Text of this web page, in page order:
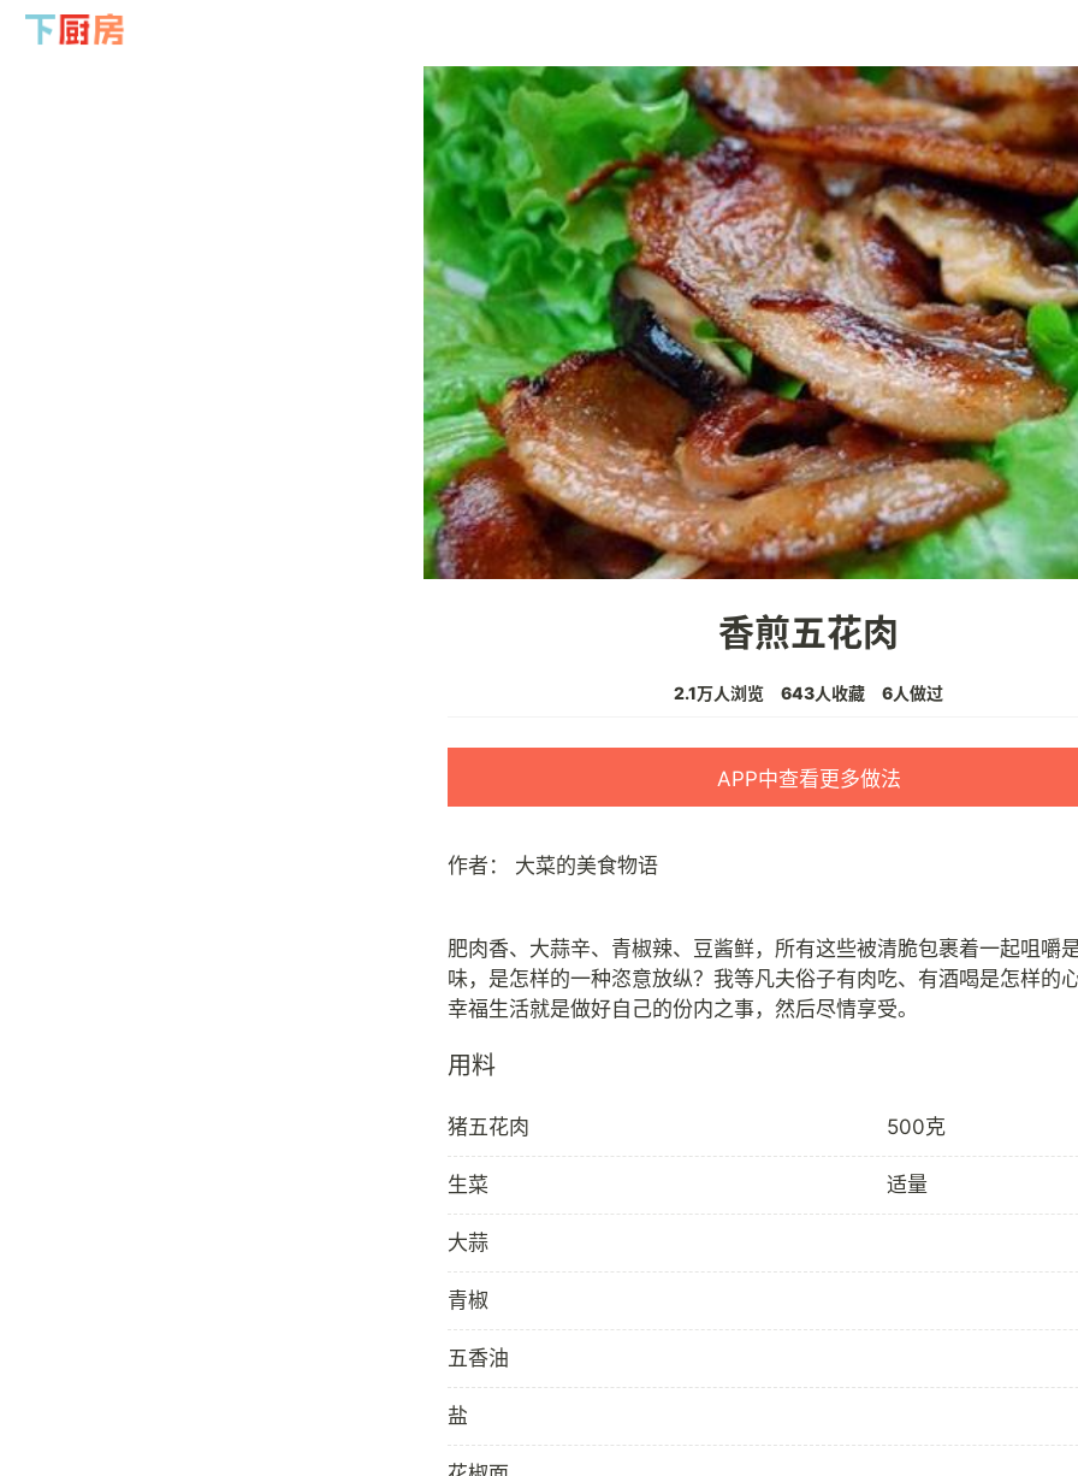
香煎五花肉
2.1万人浏览 643人收藏 6人做过
APP中查看更多做法
作者： 大菜的美食物语
肥肉香、大蒜辛、青椒辣、豆酱鲜，所有这些被清脆包裹着一起咀嚼
味，是怎样的一种恣意放纵？我等凡夫俗子有肉吃、有酒喝是怎样的心
用料
猪五花肉 500克
生菜 适量
大蒜
青椒
五香油
盐